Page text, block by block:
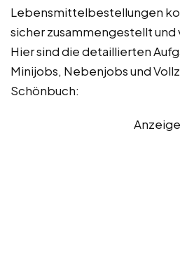
Lebensmittelbestellungen
sicher zusammengestellt
Hier sind die detaillierten
Minijobs, Nebenjobs und
Schönbuch:
Anzeige